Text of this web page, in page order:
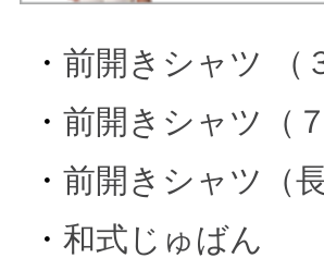
・ 前開きシャツ （
・ 前開きシャツ（７
・ 前開きシャツ（長
・ 和式じゅばん